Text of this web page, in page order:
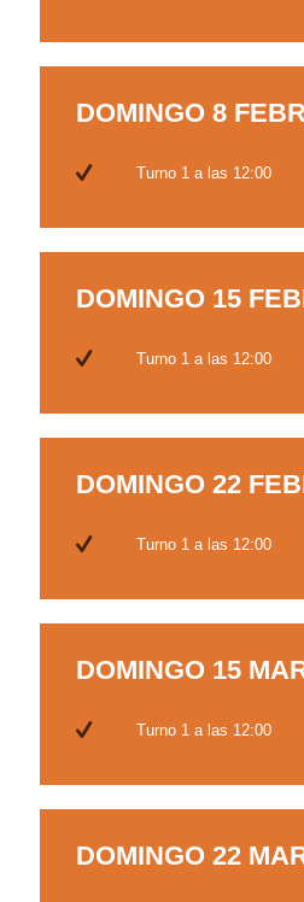
DOMINGO 8
Turno 1 a las 12:00
DOMINGO 15
Turno 1 a las 12:00
DOMINGO 22
Turno 1 a las 12:00
DOMINGO 15
Turno 1 a las 12:00
DOMINGO 22